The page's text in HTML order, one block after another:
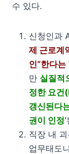
수 있다.
신청인과
제 근로계
인”한다
만 실질적
정한 요건
갱신된다
권이 인정’
직장 내
업무태도